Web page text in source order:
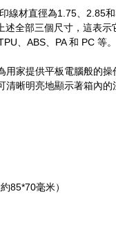
線材直徑為1.75、2.85
全部三個尺寸，這表示
、ABS、PA 和 PC 等。
用家提供平板電腦般的
清晰明亮地顯示著箱內
85*70毫米）